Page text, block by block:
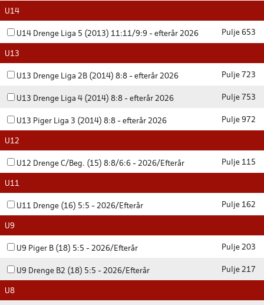
U14
U14 Drenge Liga 5 (2013) 11:11/9:9 - efterår 2026 Pulje 653
U13
U13 Drenge Liga 2B (2014) 8:8 - efterår 2026 Pulje 723
U13 Drenge Liga 4 (2014) 8:8 - efterår 2026 Pulje 753
U13 Piger Liga 3 (2014) 8:8 - efterår 2026 Pulje 972
U12
U12 Drenge C/Beg. (15) 8:8/6:6 - 2026/Efterår Pulje 115
U11
U11 Drenge (16) 5:5 - 2026/Efterår Pulje 162
U9
U9 Piger B (18) 5:5 - 2026/Efterår Pulje 203
U9 Drenge B2 (18) 5:5 - 2026/Efterår Pulje 217
U8